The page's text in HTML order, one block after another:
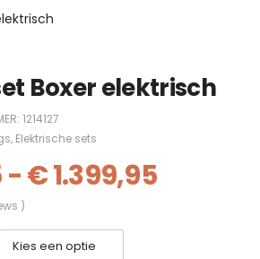
Boxer elektrisch
1214127
, Elektrische sets
-€1.399,95
)